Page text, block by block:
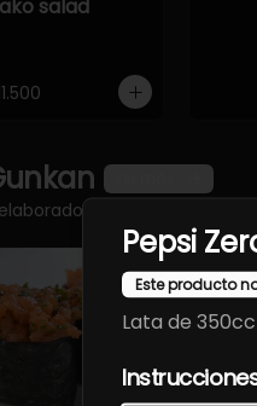
salad
con pescado de
Pepsi
Este producto
Lata de 350cc